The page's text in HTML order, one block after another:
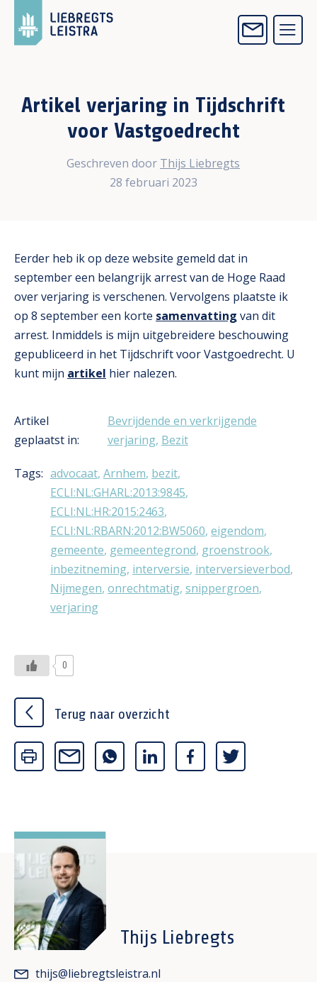
Artikel verjaring in Tijdschrift
voor Vastgoedrecht
Geschreven door Thijs Liebregts
28 februari 2023
Eerder heb ik op deze website gemeld dat in
september een belangrijk arrest van de Hoge Raad
over verjaring is verschenen. Vervolgens plaatste ik
op 8 september een korte samenvatting van dit
arrest. Inmiddels is mijn uitgebreidere beschouwing
gepubliceerd in het Tijdschrift voor Vastgoedrecht. U
kunt mijn artikel hier nalezen.
Artikel
geplaatst in:
Bevrijdende en verkrijgende
verjaring, Bezit
Tags: advocaat, Arnhem, bezit,
ECLI:NL:GHARL:2013:9845,
ECLI:NL:HR:2015:2463,
ECLI:NL:RBARN:2012:BW5060, eigendom,
gemeente, gemeentegrond, groenstrook,
inbezitneming, interversie, interversieverbod,
Nijmegen, onrechtmatig, snippergroen,
verjaring
Terug naar overzicht
0
Thijs Liebregts
thijs@liebregtsleistra.nl